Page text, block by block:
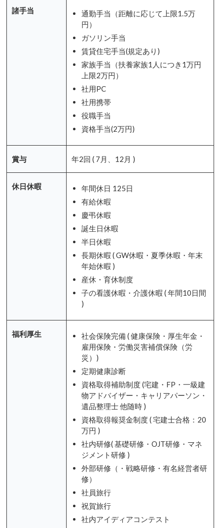
諸手当
通勤手当（距離に応じて上限1.5万
円）
ガソリン手当
賃貸住宅手当(規定あり)
家族手当（扶養家族1人につき1万円
上限2万円）
社用PC
社用携帯
役職手当
資格手当(2万円)
賞与 年2回 ( 7月、12月 )
休日休暇
年間休日 125日
有給休暇
慶弔休暇
誕生日休暇
半日休暇
長期休暇 ( GW休暇・夏季休暇・年末
年始休暇 )
産休・育休制度
子の看護休暇・介護休暇 ( 年間10日間
)
福利厚生
社会保険完備 ( 健康保険・厚生年金・
雇用保険・労働災害補償保険（労
災）)
定期健康診断
資格取得補助制度 (宅建・FP・一級建
物アドバイザー・キャリアパーソン・
遺品整理士 他随時 )
資格取得報奨金制度 ( 宅建士合格：20
万円 )
社内研修( 基礎研修・OJT研修・マネ
ジメント研修 )
外部研修（・戦略研修・有名経営者研
修）
社員旅行
祝賀旅行
社内アイディアコンテスト